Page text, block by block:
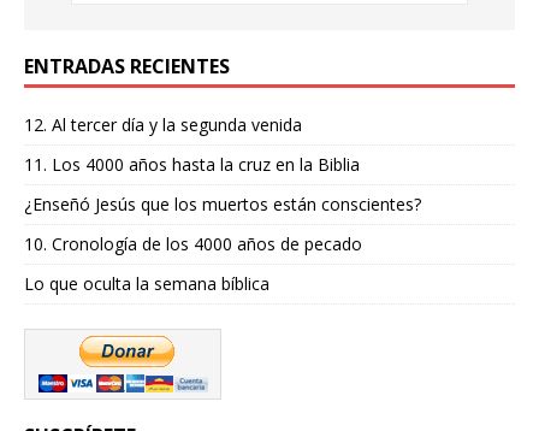
ENTRADAS RECIENTES
12. Al tercer día y la segunda venida
11. Los 4000 años hasta la cruz en la Biblia
¿Enseñó Jesús que los muertos están conscientes?
10. Cronología de los 4000 años de pecado
Lo que oculta la semana bíblica